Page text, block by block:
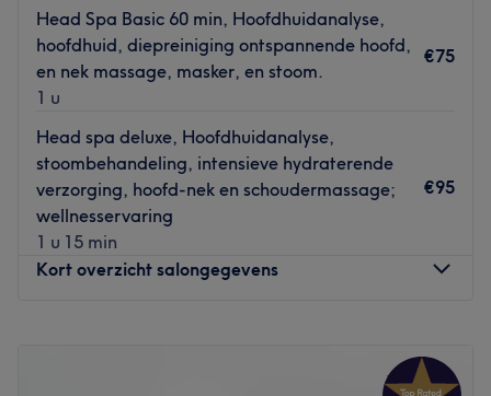
Dichtstbijzijnde openbaar vervoer:
Bushalte Apeldoorn, Sebastiaanplein is op loopafstand.
Het team:
Wendy heeft ruim 15 jaar ervaring.
Wat we leuk vinden aan de salon:
Sfeer: Professionele maar gezellige sfeer
Gespecialiseerd in: Bindweefsel, Microneedling, nagels,
huidcoach Fybromyalgiemassage etc.
Gebruikte merken en producten: Hannah
Head Spa Basic 60 min, Hoofdhuidanalyse,
hoofdhuid, diepreiniging ontspannende hoofd,
en nek massage, masker, en stoom.
1 u
€75
Head spa deluxe, Hoofdhuidanalyse,
stoombehandeling, intensieve hydraterende
verzorging, hoofd-nek en schoudermassage;
wellnesservaring
1 u 15 min
€95
Kort overzicht salongegevens
18:00
18:00